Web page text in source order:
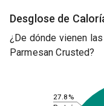
Desglose de
¿De dónde vienen
Parmesan Crusted?
27.8%